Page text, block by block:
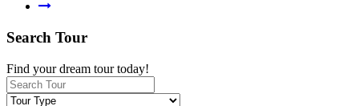
Search Tour
Find your dream tour today!